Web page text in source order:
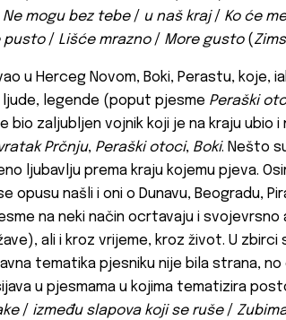
Ne mogu bez tebe/ u naš kraj/ Ko će
pusto/ Lišće mrazno/ More gusto (
u Herceg Novom, Boki, Perastu, koje,
legende (poput pjesme Peraški
bio zaljubljen vojnik koji je na kraju ubio i
Prčnju, Peraški otoci, Boki. Nešto
ljubavlju prema kraju kojemu pjeva.
opusu našli i oni o Dunavu, Beogradu,
na neki način ocrtavaju i
ali i kroz vrijeme, kroz život. U
tematika pjesniku nije bila strana,
u pjesmama u kojima tematizira
/ između slapova koji se ruše/